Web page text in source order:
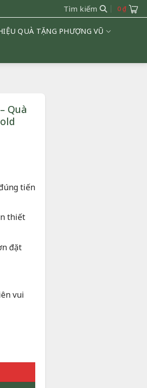
Tìm kiếm 0₫
QUÀ TẶNG PHƯỢNG VŨ
Quà
₫.
tiến
thiết
đặt
vui
Sếp Nữ | Phượng Vũ Gold số lượng